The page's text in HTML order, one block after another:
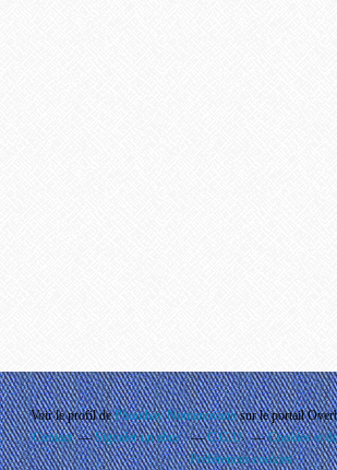
Voir le profil dePhouthay Nontanovanhsur le portail
Contact
Signaler un abus C.G.U.
Cookies et
Préférences cookies